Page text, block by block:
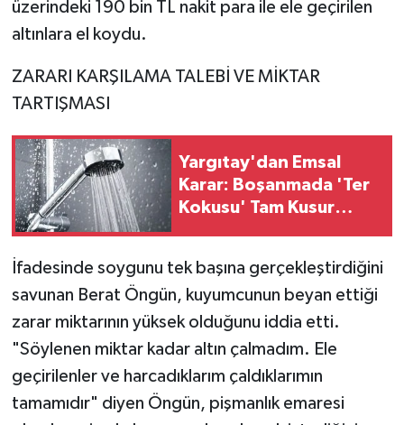
üzerindeki 190 bin TL nakit para ile ele geçirilen
altınlara el koydu.
ZARARI KARŞILAMA TALEBİ VE MİKTAR
TARTIŞMASI
Yargıtay'dan Emsal
Karar: Boşanmada 'Ter
Kokusu' Tam Kusur
İfadesinde soygunu tek başına gerçekleştirdiğini
savunan Berat Öngün, kuyumcunun beyan ettiği
zarar miktarının yüksek olduğunu iddia etti.
"Söylenen miktar kadar altın çalmadım. Ele
geçirilenler ve harcadıklarım çaldıklarımın
tamamıdır" diyen Öngün, pişmanlık emaresi